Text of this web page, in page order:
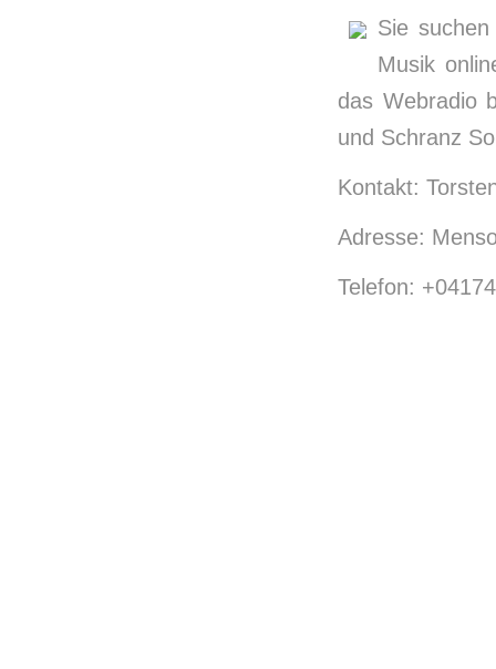
Sie
Musik
das Webradio
und Schranz
Kontakt:
Adresse:
Telefon: